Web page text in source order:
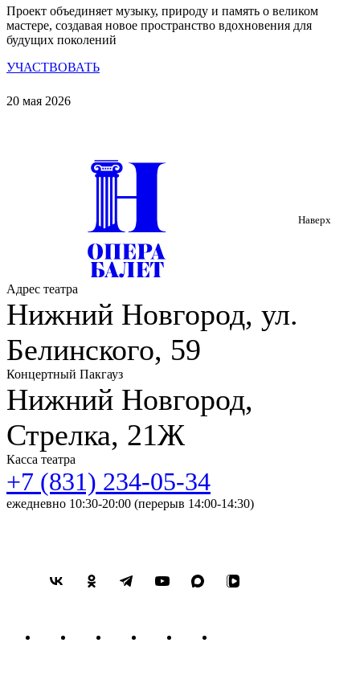
Проект объединяет музыку, природу и память о великом
мастере, создавая новое пространство вдохновения для
будущих поколений
УЧАСТВОВАТЬ
20 мая 2026
Наверх
Адрес театра
Нижний Новгород, ул.
Белинского, 59
Концертный Пакгауз
Нижний Новгород,
Стрелка, 21Ж
Касса театра
+7 (831) 234-05-34
ежедневно 10:30-20:00 (перерыв 14:00-14:30)